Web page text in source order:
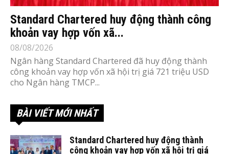
Standard Chartered huy động thành công
khoản vay hợp vốn xã...
08/08/2026
Ngân hàng Standard Chartered đã huy động thành
công khoản vay hợp vốn xã hội trị giá 721 triệu USD
cho Ngân hàng TMCP...
BÀI VIẾT MỚI NHẤT
Standard Chartered huy động thành
công khoản vay hợp vốn xã hội trị giá